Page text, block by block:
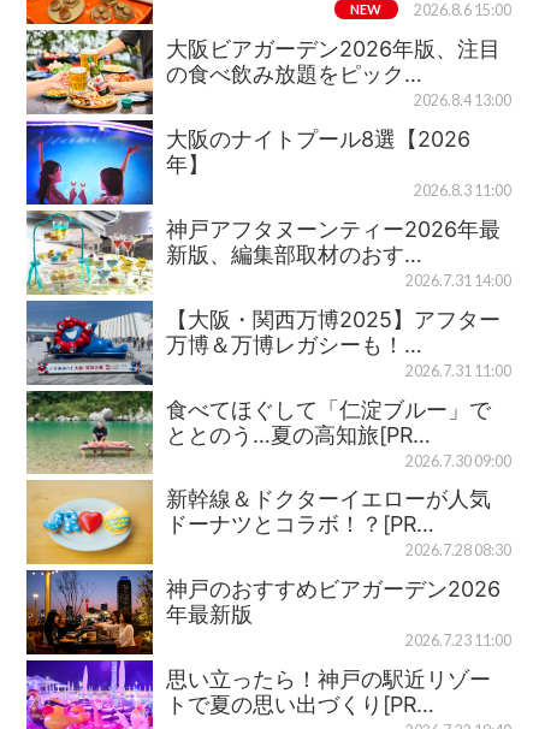
NEW 2026.8.6 15:00
大阪ビアガーデン2026年版、注目
の食べ飲み放題をピック…
2026.8.4 13:00
大阪のナイトプール8選【2026
年】
2026.8.3 11:00
神戸アフタヌーンティー2026年最
新版、編集部取材のおす…
2026.7.31 14:00
【大阪・関西万博2025】アフター
万博＆万博レガシーも！…
2026.7.31 11:00
食べてほぐして「仁淀ブルー」で
ととのう…夏の高知旅[PR…
2026.7.30 09:00
新幹線＆ドクターイエローが人気
ドーナツとコラボ！？[PR…
2026.7.28 08:30
神戸のおすすめビアガーデン2026
年最新版
2026.7.23 11:00
思い立ったら！神戸の駅近リゾー
トで夏の思い出づくり[PR…